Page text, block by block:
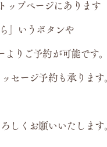
ップページにあります
」 いうボタンや
りご予約が可能です。
セージ予約も承ります
しくお願いいたします